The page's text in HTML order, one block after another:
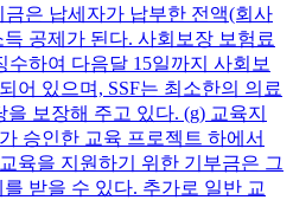
금은 납세자가 납부한 전액(회사
공제가 된다. 사회보장 보험료
수하여 다음달 15일까지 사회보
어 있으며, SSF는 최소한의 의료
보장해 주고 있다. (g) 교육지
승인한 교육 프로젝트 하에서
육을 지원하기 위한 기부금은 그
받을 수 있다. 추가로 일반 교